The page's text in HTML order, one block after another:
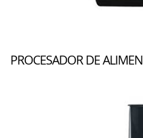
PROCESADOR DE